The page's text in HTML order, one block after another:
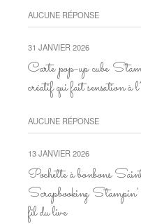
AUCUNE RÉPONSE
31 JANVIER 2026
Carte pop-up cube
créatif qui fait sensation
AUCUNE RÉPONSE
13 JANVIER 2026
Pochette à bonbons
Scrapbooking
fil du live